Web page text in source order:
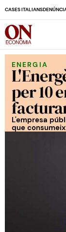
CASES ITALIANS
ENERGIA
per 10
L'empresa
que